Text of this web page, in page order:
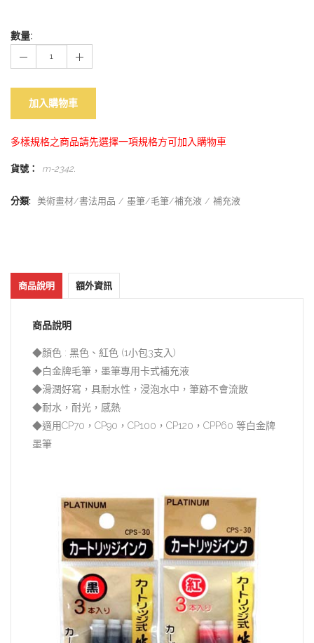
數量:
加入購物車
多樣規格之商品請先選擇一項規格方可加入購物車
貨號： m-2342
分類: 美術畫材/書法用品 墨筆/毛筆/補充液 補充液
商品說明 額外資訊
商品說明
◆顏色 : 黑色、紅色 (1小包3支入)
◆白金牌毛筆，墨筆專用卡式補充液
◆滑潤好寫，具耐水性，浸泡水中，筆跡不會流散
◆耐水，耐光，感熱
◆適用CP70，CP90，CP100，CP120，CPP60 等白金牌
墨筆